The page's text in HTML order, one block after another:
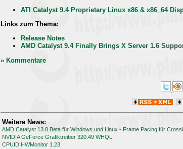
ATI Catalyst 9.4 Proprietary Linux x86 & x86_64
Links zum Thema:
Release Notes
AMD Catalyst 9.4 Finally Brings X Server 1.6
» Kommentare
Weitere News:
AMD Catalyst 13.8 Beta für Windows und Linux - Frame Pacing für
NVIDIA GeForce Grafiktreiber 320.49 WHQL
CPUID HWMonitor 1.23